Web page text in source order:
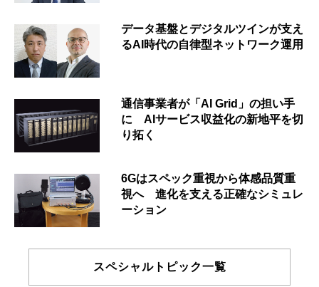
データ基盤とデジタルツインが支え
るAI時代の自律型ネットワーク運用
通信事業者が「AI Grid」の担い手
に AIサービス収益化の新地平を切
り拓く
6Gはスペック重視から体感品質重
視へ 進化を支える正確なシミュレ
ーション
スペシャルトピック一覧